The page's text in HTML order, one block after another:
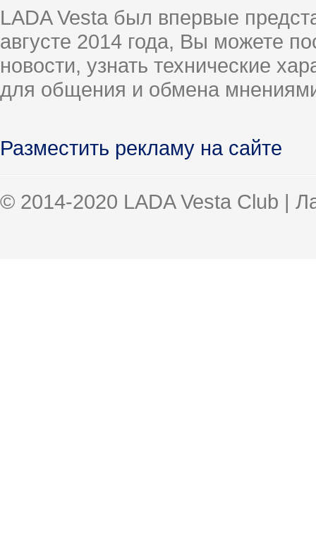
LADA Vesta был впервые
августе 2014 года, Вы можете
новости, узнать технические
для общения и обмена
Разместить рекламу на сайте
© 2014-2020 LADA Vesta Club |